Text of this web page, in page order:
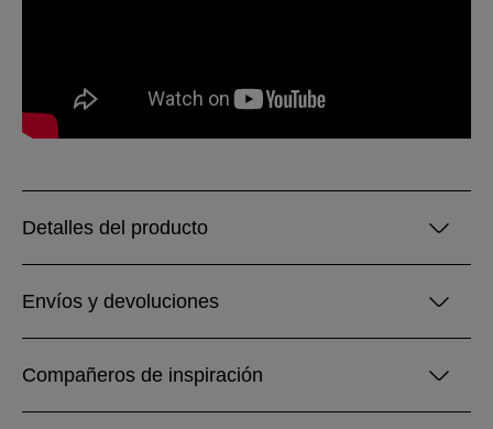
Detalles del producto
Envíos y devoluciones
Compañeros de inspiración